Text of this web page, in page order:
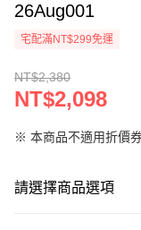
26Aug001
宅配滿NT$299免運
NT$2,380
NT$2,098
※ 本商品不適用折價
請選擇商品選項